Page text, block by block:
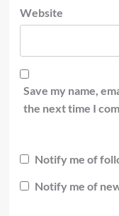
Website
Save my name,
the next time I
Notify me of
Notify me of